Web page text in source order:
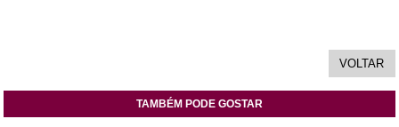
TAMBÉM PODE GOSTAR